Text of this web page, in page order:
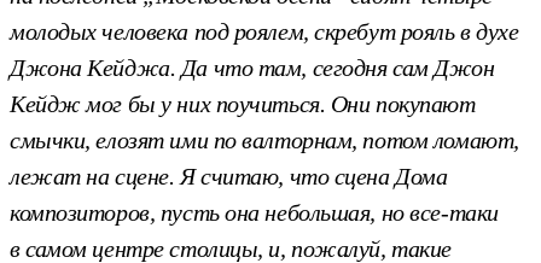
молодых человека под роялем, скребут рояль в духе
Джона Кейджа. Да что там, сегодня сам Джон
Кейдж мог бы у них поучиться. Они покупают
смычки, елозят ими по валторнам, потом ломают,
лежат на сцене. Я считаю, что сцена Дома
композиторов, пусть она небольшая, но все-таки
в самом центре столицы, и, пожалуй, такие